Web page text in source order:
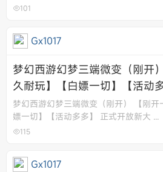
101
Gx1017
梦幻西游幻梦三端微变（刚开
久耐玩】【白嫖一切】【活动多
梦幻西游幻梦三端微变（刚开） 【刚开
嫖一切】【活动多多】 正式开放新大 ...
115
Gx1017